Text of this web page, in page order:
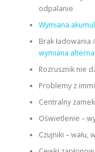
odpalanie
Wymiana
Brak
wymiana
Rozrusznik nie
Problemy z
Centralny
Oświetlenie –
Czujniki – wału,